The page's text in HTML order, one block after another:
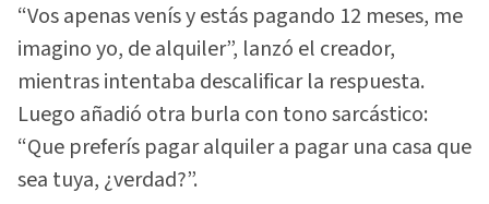
“Vos apenas venís y estás pagando 12 meses, me
imagino yo, de alquiler”, lanzó el creador,
mientras intentaba descalificar la respuesta.
Luego añadió otra burla con tono sarcástico:
“Que preferís pagar alquiler a pagar una casa que
sea tuya, ¿verdad?”.